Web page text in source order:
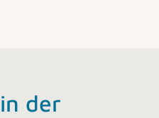
der